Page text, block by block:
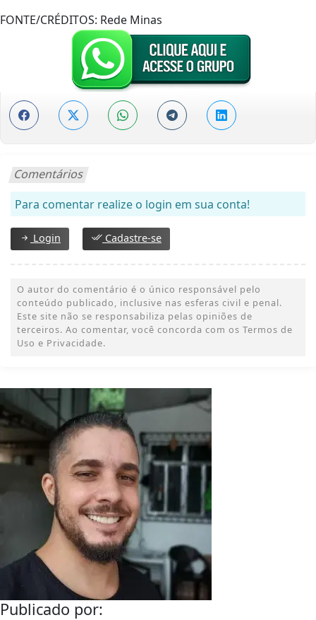
FONTE/CRÉDITOS: Rede Minas
Comentários
Para comentar realize o login em sua conta!
Login Cadastre-se
O autor do comentário é o único responsável pelo
conteúdo publicado, inclusive nas esferas civil e penal.
Este site não se responsabiliza pelas opiniões de
terceiros. Ao comentar, você concorda com os Termos de
Uso e Privacidade.
Publicado por: